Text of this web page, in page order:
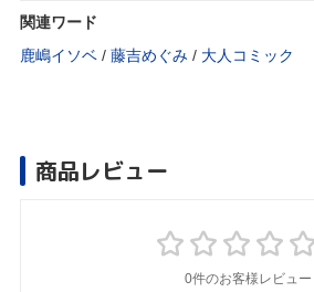
関連ワード
鹿嶋イソベ / 藤吉めぐみ / 大人コミック
商品レビュー
0件のお客様レビュー